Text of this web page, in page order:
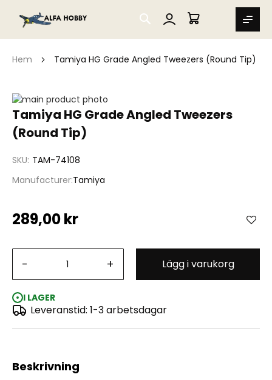
SEARCH
MIN VARUKORG
Hem Tamiya HG Grade Angled Tweezers (Round Tip)
Tamiya HG Grade Angled Tweezers
(Round Tip)
SKU TAM-74108
Manufacturer Tamiya
289,00 kr
- + Lägg i varukorg
I LAGER
Leveranstid: 1-3 arbetsdagar
Hoppa
till
slutet
av
Tamiya HG Grade Angled Tweezers (Round Tip)
Hoppa
till
början
bildgalleriet
Beskrivning